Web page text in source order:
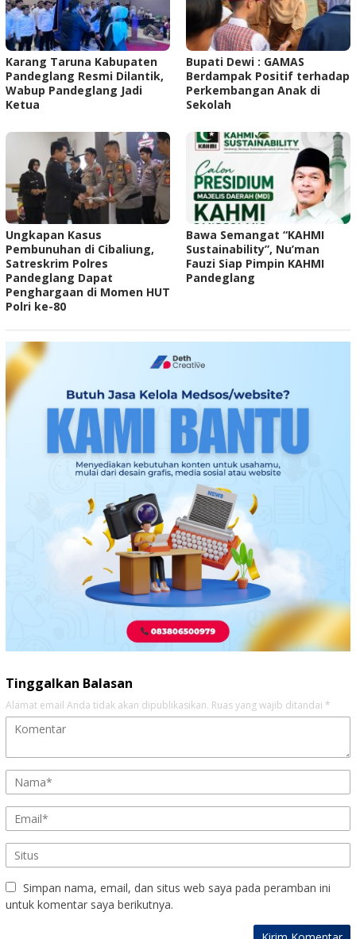
Karang Taruna Kabupaten
Pandeglang Resmi Dilantik,
Wabup Pandeglang Jadi
Ketua
Bupati Dewi : GAMAS
Berdampak Positif terhadap
Perkembangan Anak di
Sekolah
‎Ungkapan Kasus
Pembunuhan di Cibaliung,
Satreskrim Polres
Pandeglang Dapat
Penghargaan di Momen HUT
Polri ke-80
Bawa Semangat “KAHMI
Sustainability”, Nu’man
Fauzi Siap Pimpin KAHMI
Pandeglang
Tinggalkan Balasan
Alamat email Anda tidak akan dipublikasikan. Ruas yang wajib ditandai *
Simpan nama, email, dan situs web saya pada peramban ini
untuk komentar saya berikutnya.